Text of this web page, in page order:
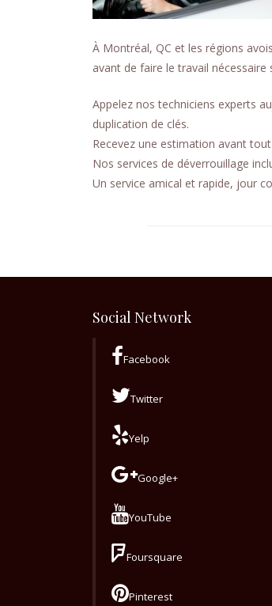
À Montréal, QC et les régions
avant de faire le travail nécessaire
Appelez nos techniciens experts
duplication de clés.
Recevez une estimation avant
Nos services de déverrouillage
Un service amical et rapide, jour
Social Network
Facebook
Twitter
Yelp
Google+
YouTube
Foursquare
Pinterest